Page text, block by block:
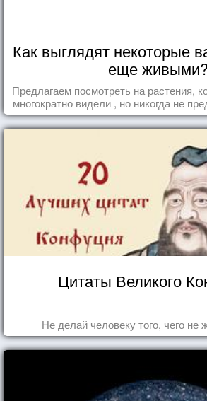
Как выглядят некоторые
еще живыми?
Предлагаем посмотреть на растения,
многократно видели , но никогда не
употребляете их в
Цитаты Великого
Не делай человеку того, чего не